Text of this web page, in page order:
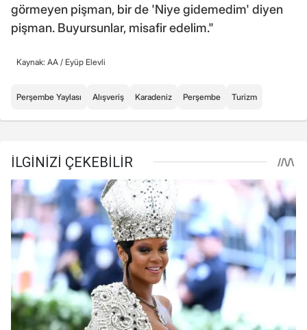
görmeyen pişman, bir de 'Niye gidemedim' diyen
pişman. Buyursunlar, misafir edelim."
Kaynak: AA / Eyüp Elevli
Perşembe Yaylası Alışveriş Karadeniz Perşembe Turizm